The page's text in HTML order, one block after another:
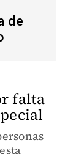
de
falta